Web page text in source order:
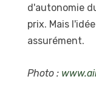
d'autonomie
prix. Mais
assurément.
Photo :